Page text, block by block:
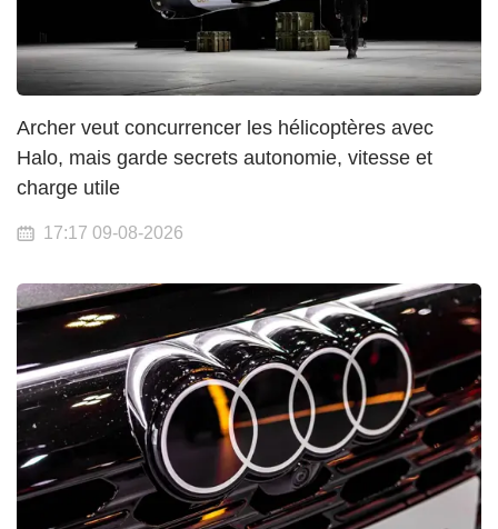
Archer veut concurrencer les hélicoptères avec
Halo, mais garde secrets autonomie, vitesse et
charge utile
17:17 09-08-2026